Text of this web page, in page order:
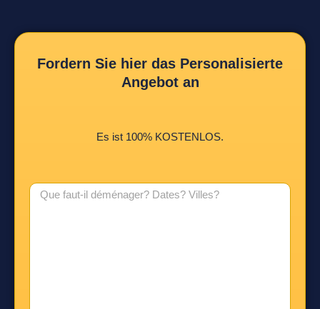
Fordern Sie hier das Personalisierte
Angebot an
Es ist 100% KOSTENLOS.